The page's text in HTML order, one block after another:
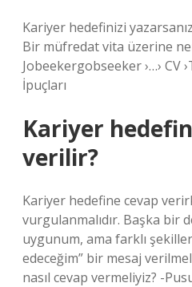
Kariyer hedefinizi
Bir müfredat vita üzerine
Jobeekergobseeker ›…› CV
İpuçları
Kariyer
verilir?
Kariyer hedefine cevap
vurgulanmalıdır. Başka bir
uygunum, ama farklı
edeceğim” bir mesaj
nasıl cevap vermeliyiz? -